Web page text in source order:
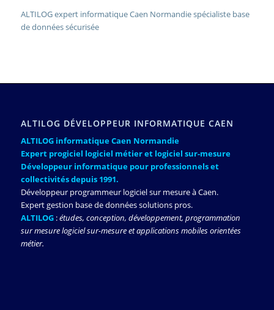
ALTILOG expert informatique Caen Normandie spécialiste base
de données sécurisée
ALTILOG DÉVELOPPEUR INFORMATIQUE CAEN
ALTILOG informatique Caen Normandie
Expert progiciel logiciel métier et logiciel sur-mesure
Développeur informatique pour professionnels et
collectivités depuis 1991.
Développeur programmeur logiciel sur mesure à Caen.
Expert gestion base de données solutions pros.
ALTILOG:études, conception, développement, programmation
sur mesure logiciel sur-mesure et applications mobiles orientées
métier.